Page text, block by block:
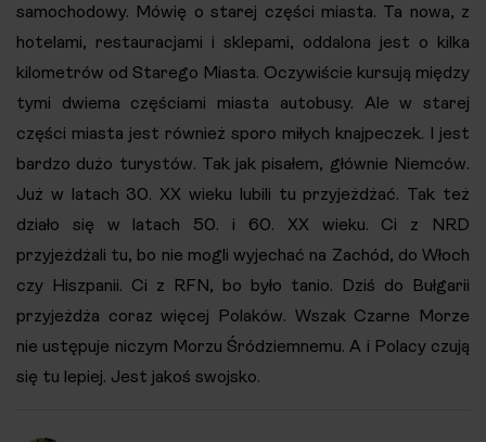
samochodowy. Mówię o starej części miasta. Ta nowa, z
hotelami, restauracjami i sklepami, oddalona jest o kilka
kilometrów od Starego Miasta. Oczywiście kursują między
tymi dwiema częściami miasta autobusy. Ale w starej
części miasta jest również sporo miłych knajpeczek. I jest
bardzo dużo turystów. Tak jak pisałem, głównie Niemców.
Już w latach 30. XX wieku lubili tu przyjeżdżać. Tak też
działo się w latach 50. i 60. XX wieku. Ci z NRD
przyjeżdżali tu, bo nie mogli wyjechać na Zachód, do Włoch
czy Hiszpanii. Ci z RFN, bo było tanio. Dziś do Bułgarii
przyjeżdża coraz więcej Polaków. Wszak Czarne Morze
nie ustępuje niczym Morzu Śródziemnemu. A i Polacy czują
się tu lepiej. Jest jakoś swojsko.